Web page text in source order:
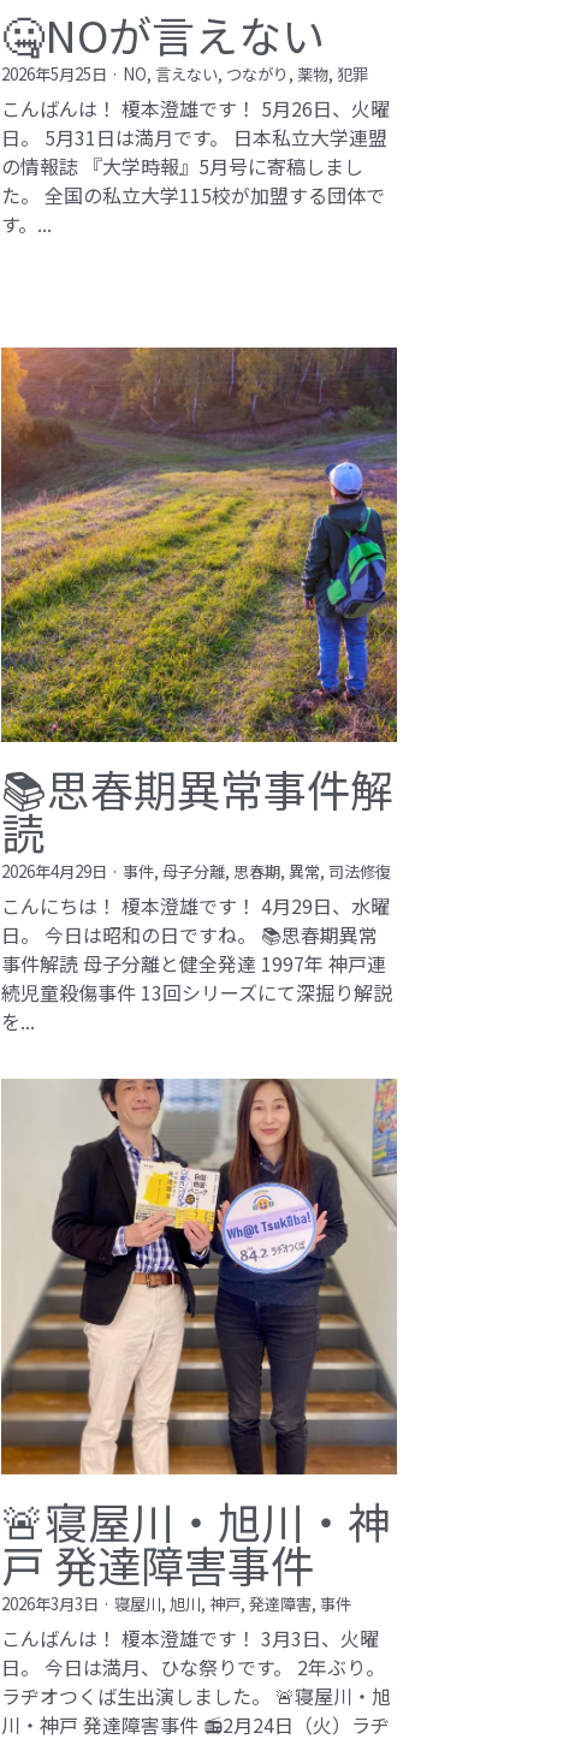
🤐NOが言えない
2026年5月25日 · NO, 言えない, つながり, 薬物, 犯罪
こんばんは！ 榎本澄雄です！ 5月26日、火曜
日。 5月31日は満月です。 日本私立大学連盟
の情報誌 『大学時報』5月号に寄稿しまし
た。 全国の私立大学115校が加盟する団体で
す。...
📚思春期異常事件解
読
2026年4月29日 · 事件, 母子分離, 思春期, 異常, 司法修復
こんにちは！ 榎本澄雄です！ 4月29日、水曜
日。 今日は昭和の日ですね。 📚思春期異常
事件解読 母子分離と健全発達 1997年 神戸連
続児童殺傷事件 13回シリーズにて深掘り解説
を...
🚨寝屋川・旭川・神
戸 発達障害事件
2026年3月3日 · 寝屋川, 旭川, 神戸, 発達障害, 事件
こんばんは！ 榎本澄雄です！ 3月3日、火曜
日。 今日は満月、ひな祭りです。 2年ぶり。
ラヂオつくば生出演しました。 🚨寝屋川・旭
川・神戸 発達障害事件 📻2月24日（火）ラヂ